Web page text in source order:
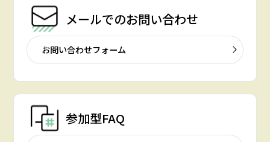
メールでのお問い合わせ
お問い合わせフォーム
参加型FAQ